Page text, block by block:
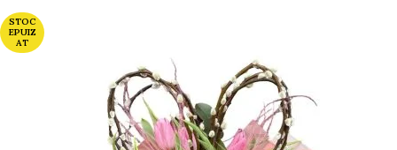
STOC
EPUIZ
AT